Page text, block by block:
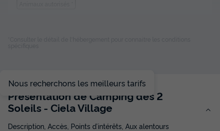
Meilleur prix pour 7 nuits
196 €
168 €
Nous recherchons les meilleurs tarifs
Présentation de Camping des 2
Soleils - Ciela Village
Description, Accès, Points d’intérêts, Aux alentours